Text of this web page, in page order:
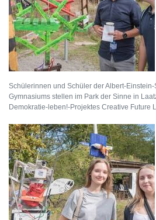
Schülerinnen und Schüler der Albert-
Gymnasiums stellen im Park der Sinne in
Demokratie-leben!-Projektes Creative Future